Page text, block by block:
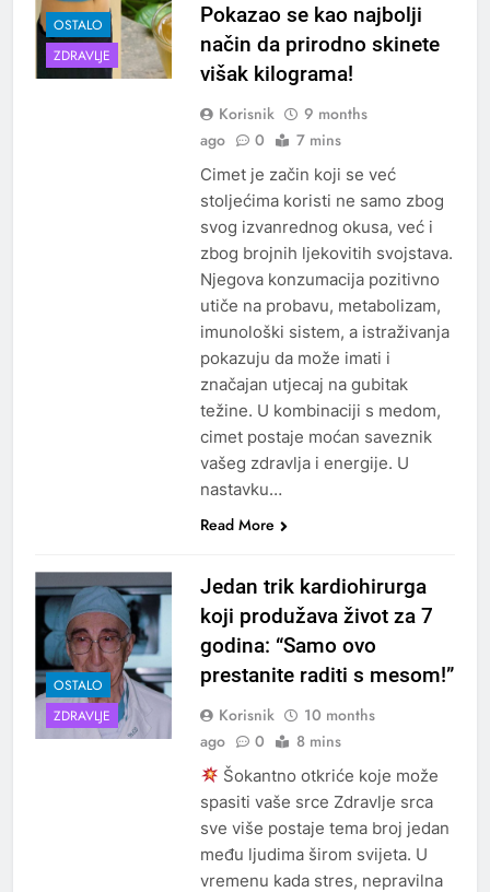
OSTALO
ZDRAVLJE
Pokazao se kao najbolji
način da prirodno skinete
višak kilograma!
Korisnik
9 months
ago
0 7 mins
Cimet je začin koji se već
stoljećima koristi ne samo zbog
svog izvanrednog okusa, već i
zbog brojnih ljekovitih svojstava.
Njegova konzumacija pozitivno
utiče na probavu, metabolizam,
imunološki sistem, a istraživanja
pokazuju da može imati i
značajan utjecaj na gubitak
težine. U kombinaciji s medom,
cimet postaje moćan saveznik
vašeg zdravlja i energije. U
nastavku…
Read More
OSTALO
ZDRAVLJE
Jedan trik kardiohirurga
koji produžava život za 7
godina: “Samo ovo
prestanite raditi s mesom!”
Korisnik
10 months
ago
0 8 mins
Šokantno otkriće koje može
spasiti vaše srce Zdravlje srca
sve više postaje tema broj jedan
među ljudima širom svijeta. U
vremenu kada stres, nepravilna